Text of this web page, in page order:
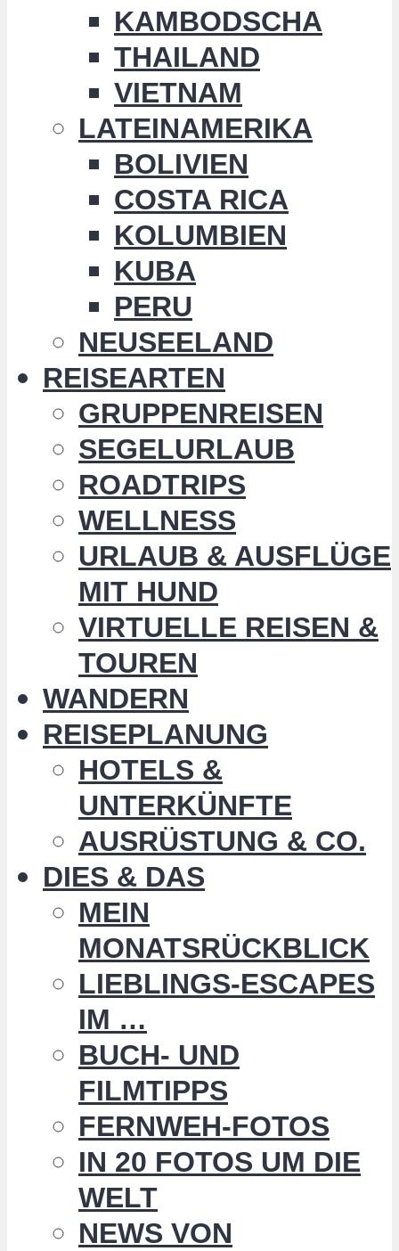
KAMBODSCHA
THAILAND
VIETNAM
LATEINAMERIKA
BOLIVIEN
COSTA RICA
KOLUMBIEN
KUBA
PERU
NEUSEELAND
REISEARTEN
GRUPPENREISEN
SEGELURLAUB
ROADTRIPS
WELLNESS
URLAUB & AUSFLÜGE
MIT HUND
VIRTUELLE REISEN &
TOUREN
WANDERN
REISEPLANUNG
HOTELS &
UNTERKÜNFTE
AUSRÜSTUNG & CO.
DIES & DAS
MEIN
MONATSRÜCKBLICK
LIEBLINGS-ESCAPES
IM …
BUCH- UND
FILMTIPPS
FERNWEH-FOTOS
IN 20 FOTOS UM DIE
WELT
NEWS VON